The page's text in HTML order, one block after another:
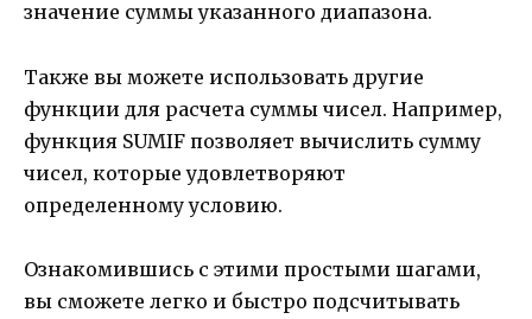
значение суммы указанного диапазона.
Также вы можете использовать другие
функции для расчета суммы чисел. Например,
функция SUMIF позволяет вычислить сумму
чисел, которые удовлетворяют
определенному условию.
Ознакомившись с этими простыми шагами,
вы сможете легко и быстро подсчитывать